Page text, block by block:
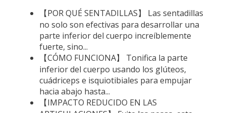
【POR QUÉ SENTADILLAS】 Las sentadillas
no solo son efectivas para desarrollar una
parte inferior del cuerpo increíblemente
fuerte, sino...
【CÓMO FUNCIONA】 Tonifica la parte
inferior del cuerpo usando los glúteos,
cuádriceps e isquiotibiales para empujar
hacia abajo hasta...
【IMPACTO REDUCIDO EN LAS